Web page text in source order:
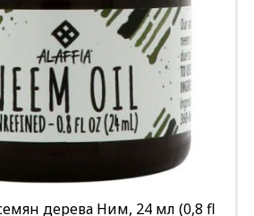
дерева Ним, 24 мл (0,8 fl